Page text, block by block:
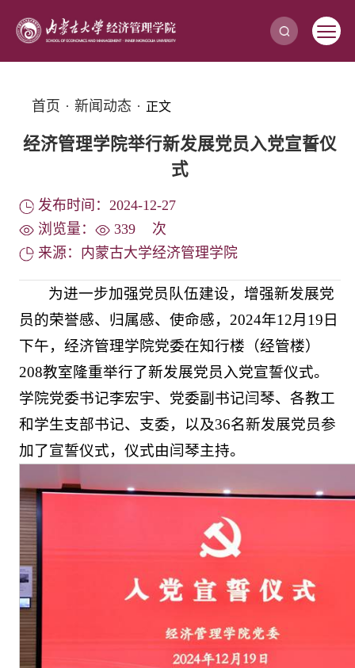
首页 · 新闻动态 · 正文
经济管理学院举行新发展党员入党宣誓仪
式
发布时间：2024-12-27
浏览量：
339
次
来源：内蒙古大学经济管理学院
为进一步加强党员队伍建设，增强新发展党
员的荣誉感、归属感、使命感，2024年12月19日
下午，经济管理学院党委在知行楼（经管楼）
208教室隆重举行了新发展党员入党宣誓仪式。
学院党委书记李宏宇、党委副书记闫琴、各教工
和学生支部书记、支委，以及36名新发展党员参
加了宣誓仪式，仪式由闫琴主持。